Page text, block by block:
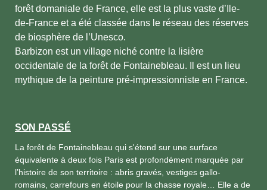
forêt domaniale de France, elle est la plus vaste d’Ile-
de-France et a été classée dans le réseau des réserves
de biosphère de l’Unesco.
Barbizon est un village niché contre la lisière
occidentale de la forêt de Fontainebleau. Il est un lieu
mythique de la peinture pré-impressionniste en France.
SON PASSÉ
La forêt de Fontainebleau qui s'étend sur une surface
équivalente à deux fois Paris est profondément marquée par
l’histoire de son territoire : abris gravés, vestiges gallo-
romains, carrefours en étoile pour la chasse royale… Elle a de